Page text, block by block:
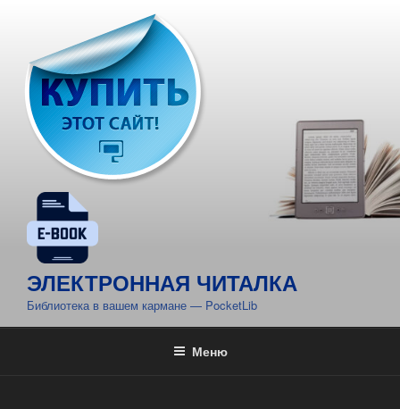
содержимому
ЭЛЕКТРОННАЯ ЧИТАЛКА
Библиотека в вашем кармане — PocketLib
Меню